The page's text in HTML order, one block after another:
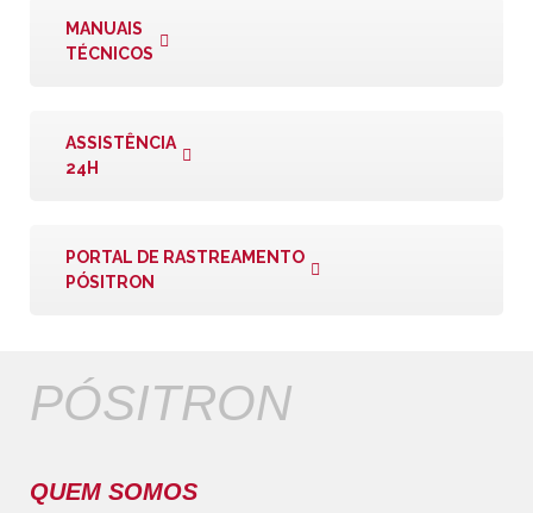
MANUAIS
TÉCNICOS
ASSISTÊNCIA
24H
PORTAL DE RASTREAMENTO
PÓSITRON
PÓSITRON
QUEM SOMOS